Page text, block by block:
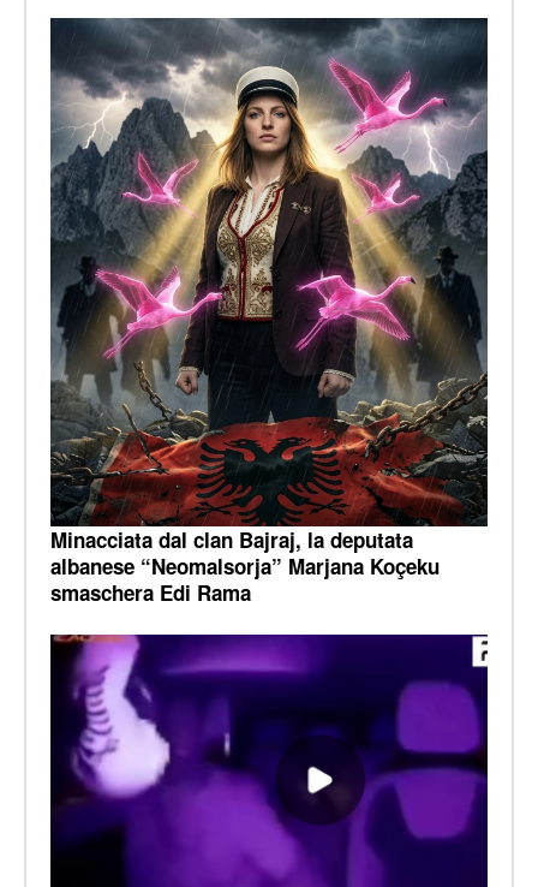
Minacciata dal clan Bajraj, la deputata
albanese “Neomalsorja” Marjana Koçeku
smaschera Edi Rama